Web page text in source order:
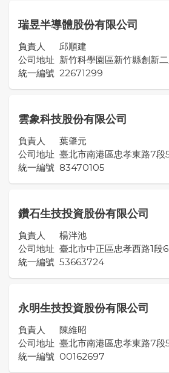
瑞昱半導體股份有限公司
負責人
邱順建
公司地址 新竹科學園區新竹縣創新
統一編號 22671299
雲象科技股份有限公司
負責人
葉肇元
公司地址 臺北市南港區忠孝東路7段
統一編號 83470105
鑽石生技投資股份有限公司
負責人
楊泮池
公司地址 臺北市中正區忠孝西路1段
統一編號 53663724
永明生技投資股份有限公司
負責人
陳維昭
公司地址 臺北市南港區忠孝東路7
統一編號 00162697